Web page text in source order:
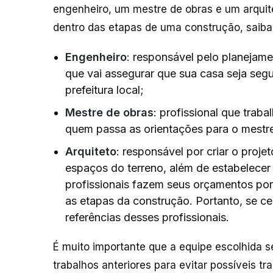
engenheiro, um mestre de obras e um
dentro das etapas de uma construção,
Engenheiro: responsável pelo
que vai assegurar que sua casa seja
prefeitura local;
Mestre de obras: profissional que
quem passa as orientações para o
Arquiteto: responsável por criar o
espaços do terreno, além de
profissionais fazem seus orçamentos
as etapas da construção. Portanto, se
referências desses profissionais.
É muito importante que a equipe escolhida
trabalhos anteriores para evitar possíveis